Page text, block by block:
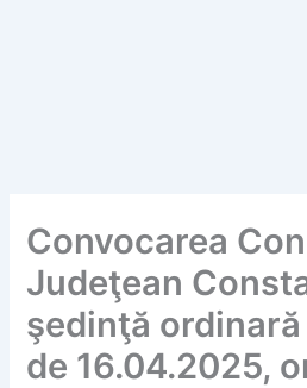
Convocarea
Judeţean
şedinţă
de 16.04.2025,